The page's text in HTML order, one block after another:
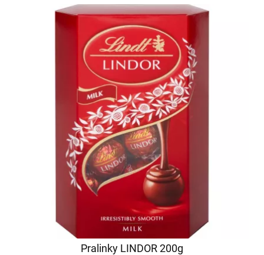
Pralinky LINDOR 200g